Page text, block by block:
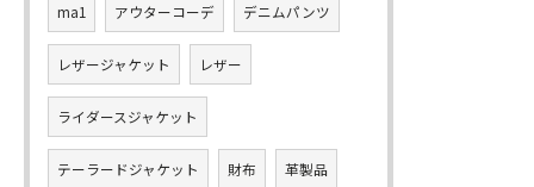
ma1 アウターコーデ デニムパンツ
レザージャケット レザー
ライダースジャケット
テーラードジャケット 財布 革製品